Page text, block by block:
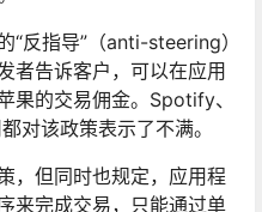
“反指导”（anti-steering）
者告诉客户，可以在应用
果的交易佣金。Spotify、
对该政策表示了不满。
，但同时也规定，应用程
来完成交易，只能通过单